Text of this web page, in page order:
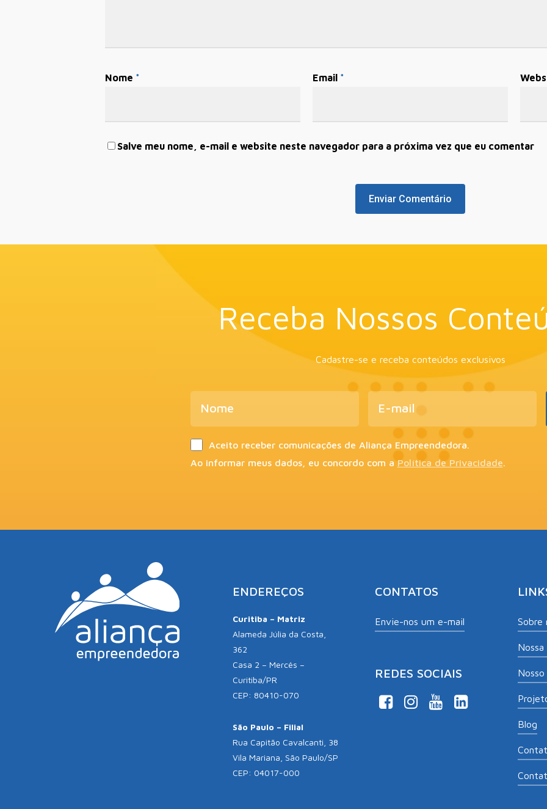
Nome * Email *
Salve meu nome, e-mail e website neste navegador para a próxima vez que eu comentar
Receba Nossos
Cadastre-se e receba conteúdos exclusivos
Aceito receber comunicações de Aliança Empreendedora.
Ao informar meus dados, eu concordo com a Política de Privacidade.
ENDEREÇOS
Curitiba – Matriz
Alameda Júlia da Costa,
362
Casa 2 – Mercês –
Curitiba/PR
CEP: 80410-070
São Paulo – Filial
Rua Capitão Cavalcanti, 38
Vila Mariana, São Paulo/SP
CEP: 04017-000
CONTATOS
Envie-nos um e-mail
REDES SOCIAIS
Sobre
Blog